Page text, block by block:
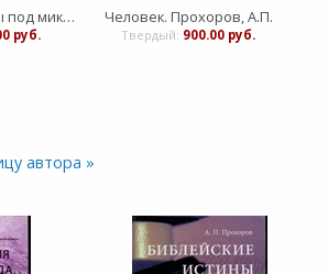
Библейские истины под микроскопом
руб.
Человек. Прохоров, А.П.
Твердый: 900.00 руб.
автора »